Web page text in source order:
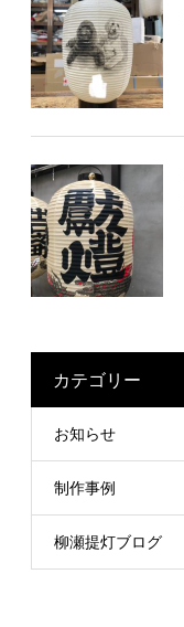
カテゴリー
お知らせ
制作事例
柳瀬提灯ブログ